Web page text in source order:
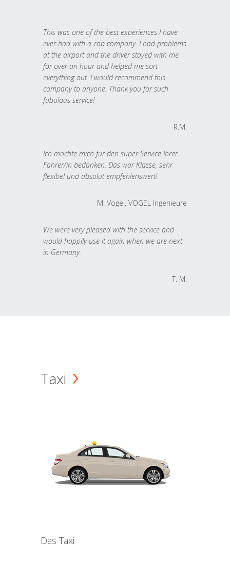
This was one of the best experiences I have
ever had with a cab company. I had problems
at the airport and the driver stayed with me
for over an hour and helped me sort
everything out. I would recommend this
company to anyone. Thank you for such
fabulous service!
R.M.
Ich möchte mich für den super Service Ihrer
Fahrer/in bedanken. Das war Klasse, sehr
flexibel und absolut empfehlenswert!
M. Vogel, VOGEL Ingenieure
We were very pleased with the service and
would happily use it again when we are next
in Germany.
T. M.
Taxi
Das Taxi